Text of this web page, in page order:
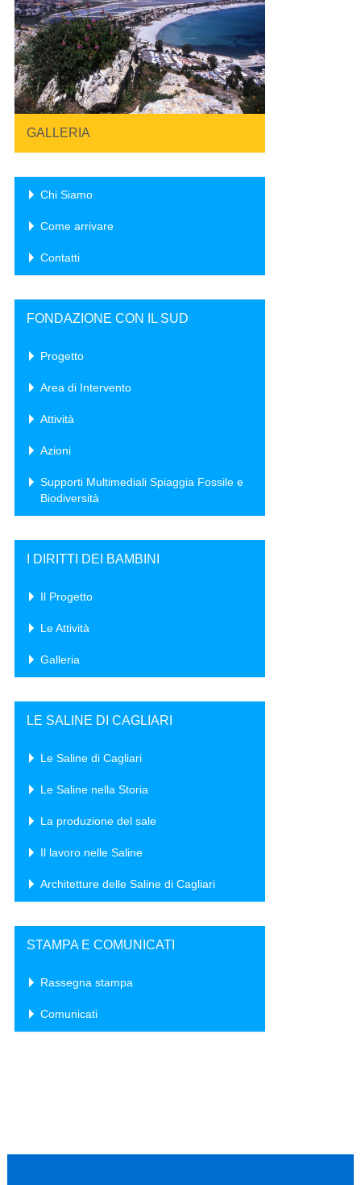
GALLERIA
Chi Siamo
Come arrivare
Contatti
FONDAZIONE CON IL SUD
Progetto
Area di Intervento
Attività
Azioni
Supporti Multimediali Spiaggia Fossile e
Biodiversità
I DIRITTI DEI BAMBINI
Il Progetto
Le Attività
Galleria
LE SALINE DI CAGLIARI
Le Saline di Cagliari
Le Saline nella Storia
La produzione del sale
Il lavoro nelle Saline
Architetture delle Saline di Cagliari
STAMPA E COMUNICATI
Rassegna stampa
Comunicati